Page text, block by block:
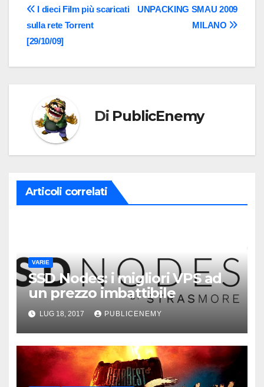
Navigazione
articoli
UNPACKING SMAU 2009
MILANO
I dieci Film più scaricati
sulla rete Torrent
[29/10/09]
Di PublicEnemy
Articoli correlati
VARIE
SSD Nodes: i migliori VPS ad
un prezzo imbattibile
LUG 18, 2017 PUBLICENEMY